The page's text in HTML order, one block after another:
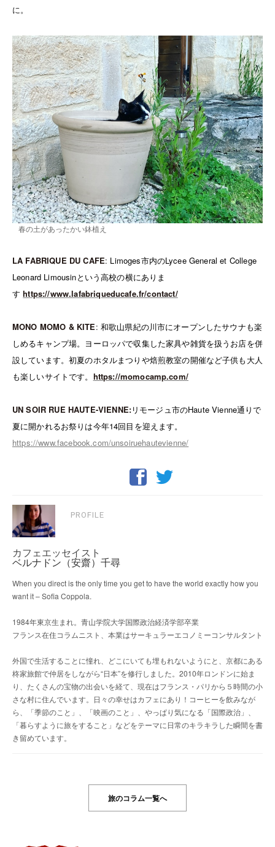
に。
春の土があったかい鉢植え
LA FABRIQUE DU CAFE: Limoges市内のLycee General et College
Leonard Limousinという高校の横にありま
すhttps://www.lafabriqueducafe.fr/contact/
MONO MOMO & KITE: 和歌山県紀の川市にオープンしたサウナも楽
しめるキャンプ場。ヨーロッパで収集した家具や雑貨を扱うお店を併
設しています。初夏のホタルまつりや焙煎教室の開催など子供も大人
も楽しいサイトです。 https://momocamp.com/
UN SOIR RUE HAUTE-VIENNE:リモージュ市のHaute Vienne通りで
夏に開かれるお祭りは今年14回目を迎えます。
https://www.facebook.com/unsoiruehautevienne/
PROFILE
カフェエッセイスト
ベルナドン（安齋）千尋
When you direct is the only time you get to have the world exactly how you
want it – Sofia Coppola.
1984年東京生まれ。青山学院大学国際政治経済学部卒業
フランス在住コラムニスト、本業はサーキュラーエコノミーコンサルタント
外国で生活することに憧れ、どこにいても埋もれないようにと、京都にある
柊家旅館で仲居をしながら“日本”を修行しました。2010年ロンドンに始ま
り、たくさんの宝物の出会いを経て、現在はフランス・パリから５時間の小
さな村に住んでいます。日々の幸せはカフェにあり！コーヒーを飲みなが
ら、「季節のこと」、「映画のこと」、やっぱり気になる「国際政治」、
「暮らすように旅をすること」などをテーマに日常のキラキラした瞬間を書
き留めています。
旅のコラム一覧へ